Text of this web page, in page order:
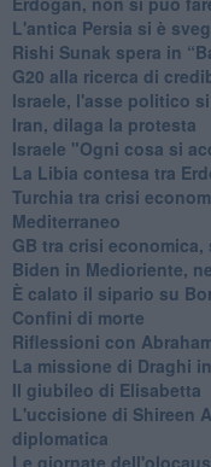
L'antica Persia si è
Rishi Sunak spera in
G20 alla ricerca di
Israele, l'asse politico
Iran, dilaga la protesta
Israele "Ogni cosa si
La Libia contesa tra
Turchia tra crisi
Mediterraneo
GB tra crisi
Biden in Medioriente,
È calato il sipario su
Confini di morte
Riflessioni con
La missione di Draghi
Il giubileo di Elisabetta
L'uccisione di Shireen
diplomatica
Le giornate